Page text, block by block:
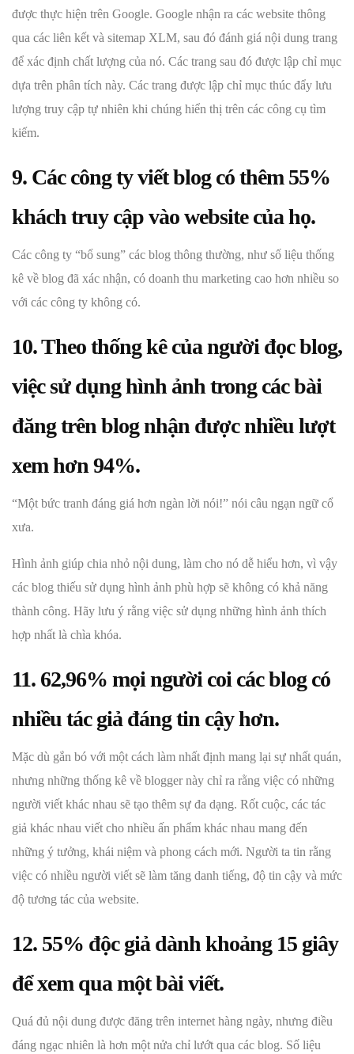
được thực hiện trên Google. Google nhận ra các website thông
qua các liên kết và sitemap XLM, sau đó đánh giá nội dung trang
để xác định chất lượng của nó. Các trang sau đó được lập chỉ mục
dựa trên phân tích này. Các trang được lập chỉ mục thúc đẩy lưu
lượng truy cập tự nhiên khi chúng hiển thị trên các công cụ tìm
kiếm.
9. Các công ty viết blog có thêm 55%
khách truy cập vào website của họ.
Các công ty “bổ sung” các blog thông thường, như số liệu thống
kê về blog đã xác nhận, có doanh thu marketing cao hơn nhiều so
với các công ty không có.
10. Theo thống kê của người đọc blog,
việc sử dụng hình ảnh trong các bài
đăng trên blog nhận được nhiều lượt
xem hơn 94%.
“Một bức tranh đáng giá hơn ngàn lời nói!” nói câu ngạn ngữ cổ
xưa.
Hình ảnh giúp chia nhỏ nội dung, làm cho nó dễ hiểu hơn, vì vậy
các blog thiếu sử dụng hình ảnh phù hợp sẽ không có khả năng
thành công. Hãy lưu ý rằng việc sử dụng những hình ảnh thích
hợp nhất là chìa khóa.
11. 62,96% mọi người coi các blog có
nhiều tác giả đáng tin cậy hơn.
Mặc dù gắn bó với một cách làm nhất định mang lại sự nhất quán,
nhưng những thống kê về blogger này chỉ ra rằng việc có những
người viết khác nhau sẽ tạo thêm sự đa dạng. Rốt cuộc, các tác
giả khác nhau viết cho nhiều ấn phẩm khác nhau mang đến
những ý tưởng, khái niệm và phong cách mới. Người ta tin rằng
việc có nhiều người viết sẽ làm tăng danh tiếng, độ tin cậy và mức
độ tương tác của website.
12. 55% độc giả dành khoảng 15 giây
để xem qua một bài viết.
Quá đủ nội dung được đăng trên internet hàng ngày, nhưng điều
đáng ngạc nhiên là hơn một nửa chỉ lướt qua các blog. Số liệu